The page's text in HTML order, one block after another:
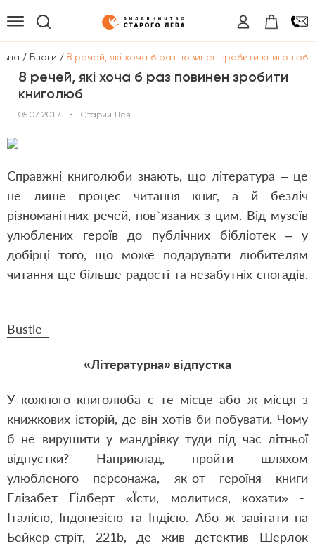
/ Блоги / 8 речей, які хоча б раз повинен зробити книголюб
8 речей, які хоча б раз повинен зробити
книголюб
05.07.2017 • Старий Лев
Справжні книголюби знають, що література – це
не лише процес читання книг, а й безліч
різноманітних речей, пов`язаних з цим. Від музеїв
улюблених героїв до публічних бібліотек – у
добірці того, що може подарувати любителям
читання ще більше радості та незабутніх спогадів.
Вustle
«Літературна» відпустка
У кожного книголюба є те місце або ж місця з
книжкових історій, де він хотів би побувати. Чому
б не вирушити у мандрівку туди під час літньої
відпустки? Наприклад, пройти шляхом
улюбленого персонажа, як-от героїня книги
Елізабет Ґілберт «Їсти, молитися, кохати» -
Італією, Індонезією та Індією. Або ж завітати на
Бейкер-стріт, 221b, де жив детектив Шерлок